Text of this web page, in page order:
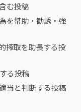
む投稿
を幇助・勧誘・強
搾取を助長する投
る投稿
当と判断する投稿